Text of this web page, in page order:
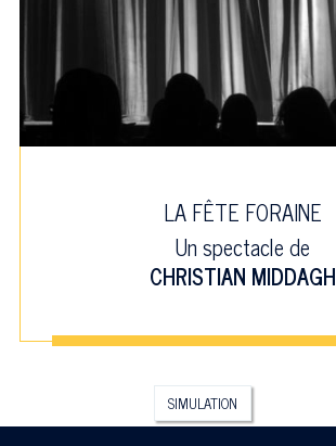
LA FÊTE FORAINE
Un spectacle de
CHRISTIAN MIDDAGH
SIMULATION